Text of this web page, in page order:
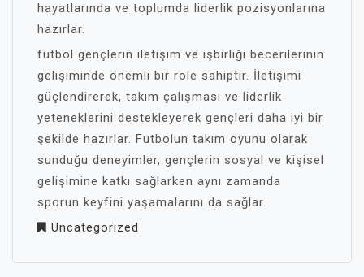
hayatlarında ve toplumda liderlik pozisyonlarına
hazırlar.
futbol gençlerin iletişim ve işbirliği becerilerinin
gelişiminde önemli bir role sahiptir. İletişimi
güçlendirerek, takım çalışması ve liderlik
yeteneklerini destekleyerek gençleri daha iyi bir
şekilde hazırlar. Futbolun takım oyunu olarak
sunduğu deneyimler, gençlerin sosyal ve kişisel
gelişimine katkı sağlarken aynı zamanda
sporun keyfini yaşamalarını da sağlar.
Uncategorized